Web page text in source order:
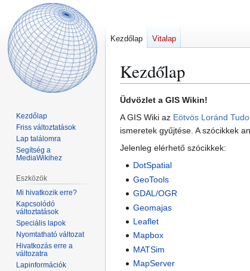
Kezdőlap
Ugrás
a
navigációhoz
Ugrás
a
kereséshez
Üdvözlet a GIS Wikin!
A GIS Wiki az Eötvös Loránd
ismeretek gyűjtése. A szócikkek
Jelenleg elérhető szócikkek:
DotSpatial
GeoTools
GDAL/OGR
Geomajas
Leaflet
Mapbox
MATSim
MapServer
Kezdőlap Vitalap
Kezdőlap
Friss változtatások
Lap találomra
Segítség a
MediaWikihez
Eszközök
Mi hivatkozik erre?
Kapcsolódó
változtatások
Speciális lapok
Nyomtatható változat
Hivatkozás erre a
változatra
Lapinformációk